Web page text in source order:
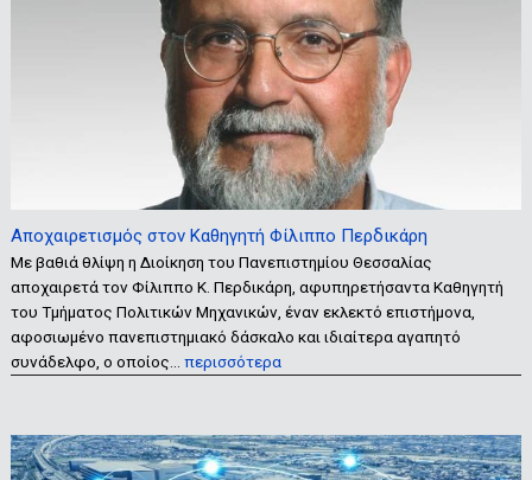
Αποχαιρετισμός στον Καθηγητή Φίλιππο Περδικάρη
Με βαθιά θλίψη η Διοίκηση του Πανεπιστημίου Θεσσαλίας
αποχαιρετά τον Φίλιππο Κ. Περδικάρη, αφυπηρετήσαντα Καθηγητή
του Τμήματος Πολιτικών Μηχανικών, έναν εκλεκτό επιστήμονα,
αφοσιωμένο πανεπιστημιακό δάσκαλο και ιδιαίτερα αγαπητό
συνάδελφο, ο οποίος… περισσότερα